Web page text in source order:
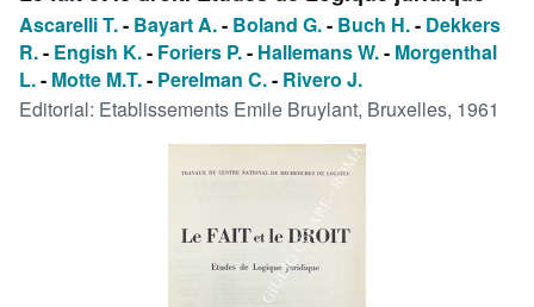
Búsqueda avanzada
Colecciones
Libros antiguos
Ascarelli T.- Bayart A.- Boland G.- Buch H.- Dekkers
R.- Engish K.- Foriers P.- Hallemans W.- Morgenthal
L.- Motte M.T.- Perelman C.- Rivero J.
Editorial: Etablissements Emile Bruylant, Bruxelles, 1961